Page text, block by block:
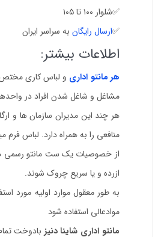
✅شلوار ۱۰۰ تا ۱۰۵
✅ارسال رایگان به سراسر ایران
اطلاعات بیشتر:
هر مانتو اداری و لباس کاری مختص
مشاغل و شاغل شدن افراد در
منافعی را به همراه دارد. لباس فرم
از خصوصیات یک ست مانتو رسمی
ازرده و یا سریع چروک شوند.
موادعالی استفاده شود
مانتو اداری شاینا دنیز بادوخت